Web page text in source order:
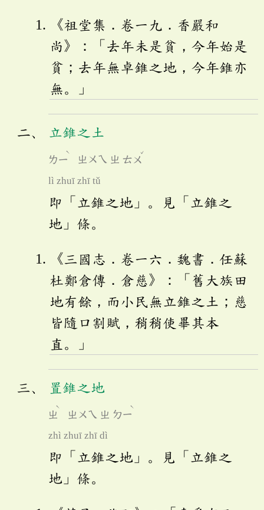
《祖堂集．卷一九．香嚴和
尚》：「去年未是貧，今年始是
貧；去年無卓錐之地，今年錐亦
無。」
立錐之土
ㄌㄧ
ˋ
ㄓㄨㄟ ㄓ ㄊㄨ
ˇ
lì zhuī zhī tǔ
即「立錐之地」。見「立錐之
地」條。
《三國志．卷一六．魏書．任蘇
杜鄭倉傳．倉慈》：「舊大族田
地有餘，而小民無立錐之土；慈
皆隨口割賦，稍稍使畢其本
直。」
置錐之地
ㄓ
ˋ
ㄓㄨㄟ ㄓ ㄉㄧ
ˋ
zhì zhuī zhī dì
即「立錐之地」。見「立錐之
地」條。